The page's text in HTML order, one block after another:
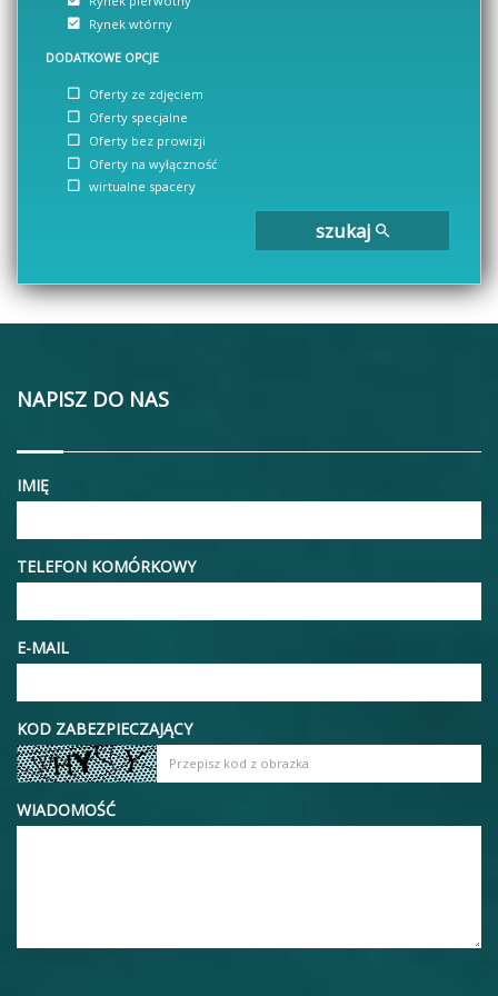
Rynek wtórny
DODATKOWE OPCJE
Oferty ze zdjęciem
Oferty specjalne
Oferty bez prowizji
Oferty na wyłączność
wirtualne spacery
szukaj
NAPISZ DO NAS
IMIĘ
TELEFON KOMÓRKOWY
E-MAIL
KOD ZABEZPIECZAJĄCY
WIADOMOŚĆ